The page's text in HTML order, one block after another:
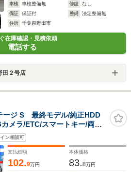
車検
車検整備無 修復
なし
保証
保証付 整備
法定整備無
住所
千葉県野田市
在庫確認・見積依頼
電話する
２号店
ジ S 最終モデル/純正HDD
メラ/ETC/スマートキー/両側
ーフレザー/HIDライト/フォグ
ン相談可
支払総額
102.9万円
本体価格
83.8万円